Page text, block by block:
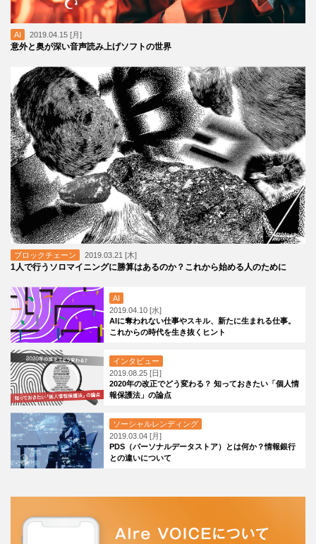
AI 2019.04.15 [月]
意外と奥が深い音声読み上げソフトの世界
ブロックチェーン 2019.03.21 [木]
1人で行うソロマイニングに勝算はあるのか？これから始める人のために
AI
2019.04.10 [水]
AIに奪われない仕事やスキル、新たに生まれる仕事。
これからの時代を生き抜くヒント
インタビュー
2019.08.25 [日]
2020年の改正でどう変わる？ 知っておきたい「個人情
報保護法」の論点
ソーシャルレンディング
2019.03.04 [月]
PDS（パーソナルデータストア）とは何か？情報銀行
との違いについて